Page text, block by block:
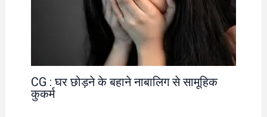
CG : घर छोड़ने के बहाने नाबालिग से सामूहिक
कुकर्म